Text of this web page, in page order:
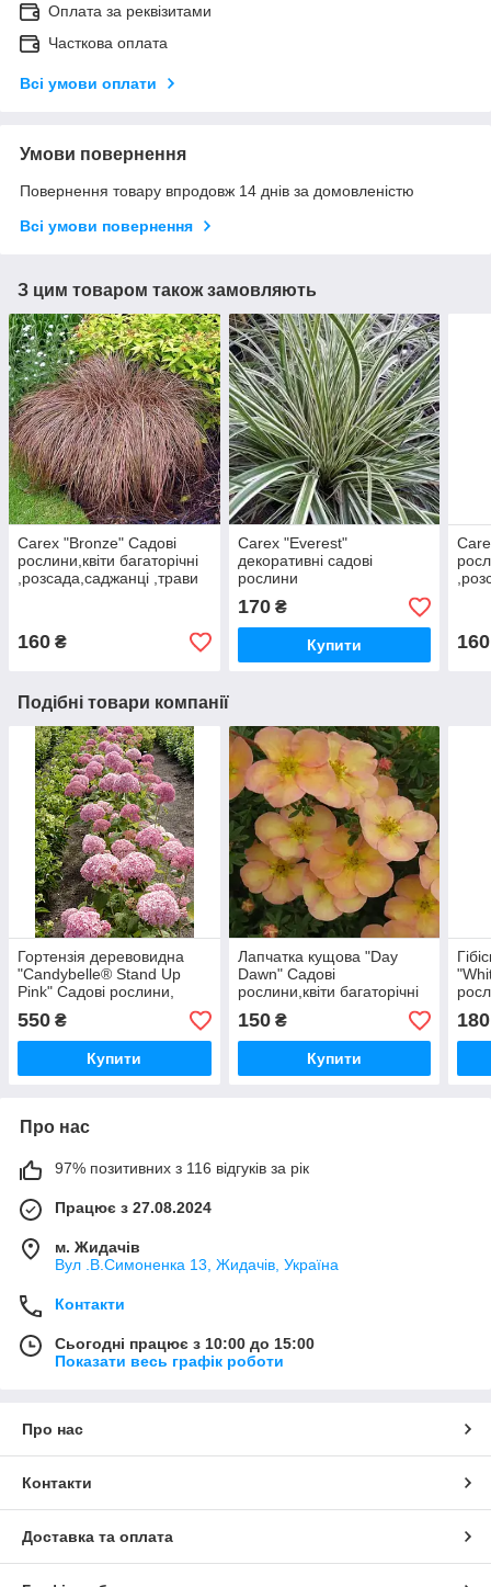
Оплата за реквізитами
Часткова оплата
Всі умови оплати
Умови повернення
Повернення товару впродовж 14 днів за домовленістю
Всі умови повернення
З цим товаром також замовляють
Carex "Bronze" Садові
рослини,квіти багаторічні
,розсада,саджанці ,трави
160 ₴
Carex "Everest"
декоративні садові
рослини
,трави,багаторічники,саджанці
у горщиках
170₴
Купити 160
Подібні товари компанії
Гортензія деревовидна
"Candybelle® Stand Up
Pink" Садові рослини,
квіти багаторічні, розсада,
саджанці, трави
550 ₴
Купити
Лапчатка кущова "Day
Dawn" Садові
рослини,квіти багаторічні
,розсада,саджанці ,трави
150₴
Купити
180
Про нас
97% позитивних з 116 відгуків за рік
Працює з 27.08.2024
м. Жидачів
Вул .В.Симоненка 13, Жидачів, Україна
Контакти
Сьогодні працює з 10:00 до 15:00
Показати весь графік роботи
Про нас
Контакти
Доставка та оплата